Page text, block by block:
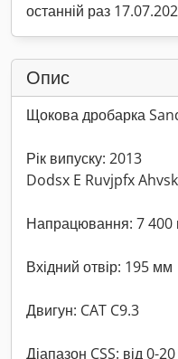
останній раз
Опис
Щокова дробарка
Рік випуску: 2013
Dodsx E Ruvjpfx
Напрацювання: 7 400
Вхідний отвір: 195 мм
Двигун: CAT C9.3
Діапазон CSS: від 0-